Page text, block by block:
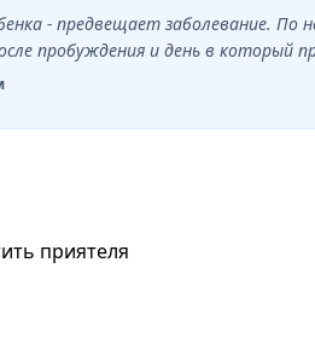
- предвещает заболевание.
пробуждения и день в который
приятеля